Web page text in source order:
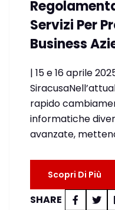
Servizi Per
Business
| 15 e 16 aprile
rapido
informatiche
avanzate,
Scopri Di Più
SHARE